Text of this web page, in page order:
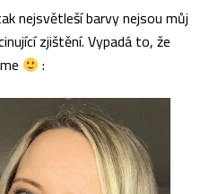
nejsvětleší barvy nejsou můj
zjištění. Vypadá to, že
: